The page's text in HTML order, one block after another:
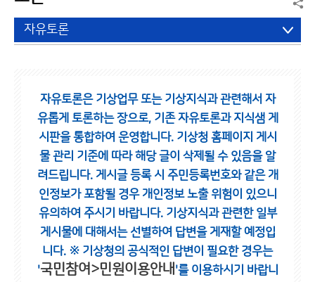
자유토론
자유토론은 기상업무 또는 기상지식과 관련해서 자
유롭게 토론하는 장으로, 기존 자유토론과 지식샘 게
시판을 통합하여 운영합니다. 기상청 홈페이지 게시
물 관리 기준에 따라 해당 글이 삭제될 수 있음을 알
려드립니다. 게시글 등록 시 주민등록번호와 같은 개
인정보가 포함될 경우 개인정보 노출 위험이 있으니
유의하여 주시기 바랍니다. 기상지식과 관련한 일부
게시물에 대해서는 선별하여 답변을 게재할 예정입
니다. ※ 기상청의 공식적인 답변이 필요한 경우는
'국민참여>민원이용안내 '를 이용하시기 바랍니